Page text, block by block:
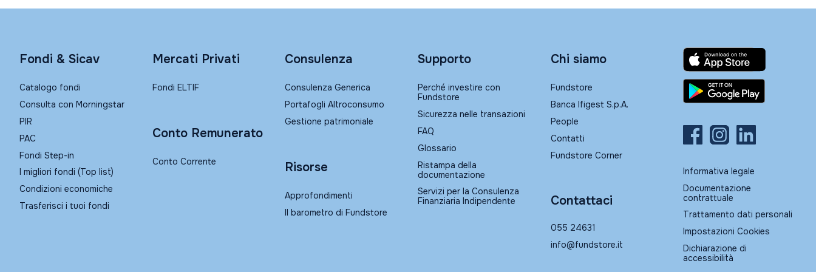
Fondi & Sicav
Catalogo fondi
Consulta con Morningstar
PIR
PAC
Fondi Step-in
I migliori fondi (Top list)
Condizioni economiche
Trasferisci i tuoi fondi
Mercati Privati
Fondi ELTIF
Conto Remunerato
Conto Corrente
Consulenza
Consulenza Generica
Portafogli Altroconsumo
Gestione patrimoniale
Risorse
Approfondimenti
Il barometro di Fundstore
Supporto
Perché investire con
Fundstore
Sicurezza nelle transazioni
FAQ
Glossario
Ristampa della
documentazione
Servizi per la Consulenza
Finanziaria Indipendente
Chi siamo
Fundstore
Banca Ifigest S.p.A.
People
Contatti
Fundstore Corner
Contattaci
055 24631
info@fundstore.it
Informativa legale
Documentazione
contrattuale
Trattamento dati personali
Impostazioni Cookies
Dichiarazione di
accessibilità